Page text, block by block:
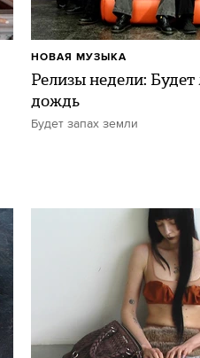
Релизы недели:
дождь
Будет запах земли
НОВАЯ МУЗЫКА